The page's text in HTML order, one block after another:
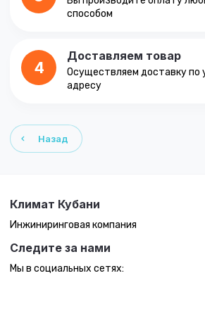
способом
4
Доставляем товар
Осуществляем доставку по
адресу
Назад
Климат Кубани
Инжиниринговая компания
Следите за нами
Мы в социальных сетях: